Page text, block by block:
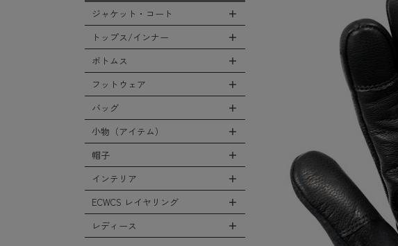
ジャケット・コート
全てのジャケット・コート
LEVEL7
フライトジャケット
M-65ジャケット
タンカースジャケット
コート
フリースジャケット
レザーアウター
ジャケットライナー
トップス/インナー
全てのトップス/インナー
Tシャツ
シャツ
スウェット/パーカー
セーター/カーディガン
ベスト
タンクトップ
ボトムス
全てのボトムス
カーゴパンツ
デニムパンツ
チノ，ワークパンツ
ファティーグパンツ
ナイロンパンツ
スウェットパンツ
ショートパンツ
アンダー（下着）
フットウェア
全てのフットウェア
ブーツ
シューズ・スニーカー
サンダル
レインシューズ・ブーツ
ソックス/靴下
バッグ
全てのバッグ
リュックサック
ショルダーバッグ
ヘルメットバッグ
トートバッグ
小物（アイテム）
全ての小物（アイテム）
グローブ（手袋）
防寒物（ネックウォーマーetc）
傘/ポンチョ
ミリタリーウォッチ
帽子
全ての帽子
キャップ
ハット
ニット帽（ビーニー）
インテリア
全てのインテリア
デスク、椅子、家具
ECWCS レイヤリング
全てのECWCS
レディース